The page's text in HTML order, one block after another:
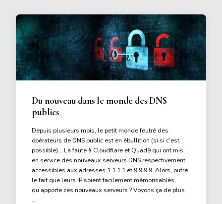
Du nouveau dans le monde des DNS
publics
Depuis plusieurs mois, le petit monde feutré des
opérateurs de DNS public est en ébullition (si si c’est
possible)… La faute à Cloudflare et Quad9 qui ont mis
en service des nouveaux serveurs DNS respectivement
accessibles aux adresses 1.1.1.1 et 9.9.9.9. Alors, outre
le fait que leurs IP soient facilement mémorisables,
qu’apporte ces nouveaux serveurs ? Voyons ça de plus
…